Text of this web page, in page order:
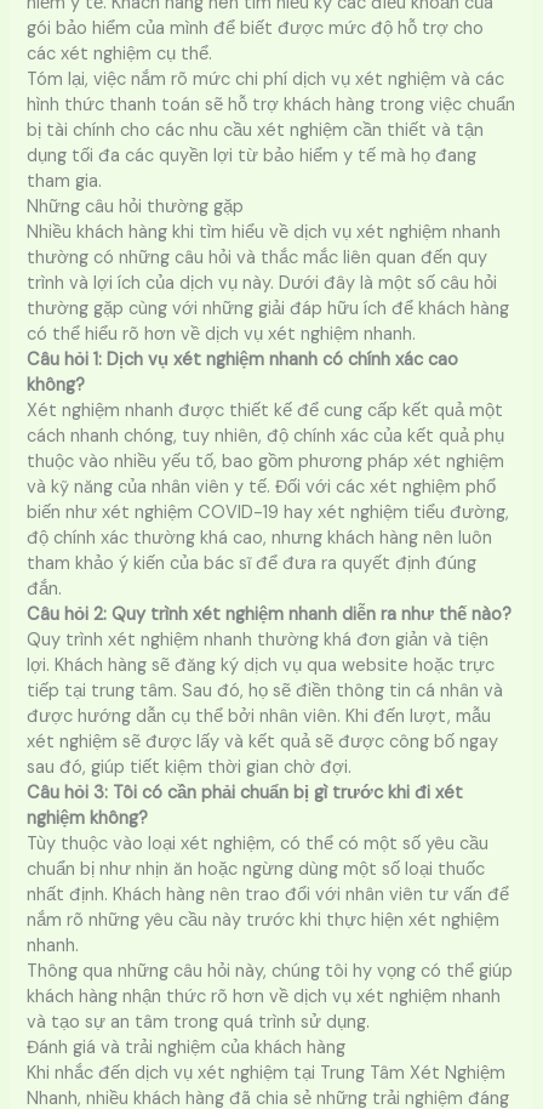
gói bảo hiểm của mình để biết được mức độ hỗ trợ cho
các xét nghiệm cụ thể.
Tóm lại, việc nắm rõ mức chi phí dịch vụ xét nghiệm và các
hình thức thanh toán sẽ hỗ trợ khách hàng trong việc chuẩn
bị tài chính cho các nhu cầu xét nghiệm cần thiết và tận
dụng tối đa các quyền lợi từ bảo hiểm y tế mà họ đang
tham gia.
Những câu hỏi thường gặp
Nhiều khách hàng khi tìm hiểu về dịch vụ xét nghiệm nhanh
thường có những câu hỏi và thắc mắc liên quan đến quy
trình và lợi ích của dịch vụ này. Dưới đây là một số câu hỏi
thường gặp cùng với những giải đáp hữu ích để khách hàng
có thể hiểu rõ hơn về dịch vụ xét nghiệm nhanh.
Câu hỏi 1: Dịch vụ xét nghiệm nhanh có chính xác cao
không?
Xét nghiệm nhanh được thiết kế để cung cấp kết quả một
cách nhanh chóng, tuy nhiên, độ chính xác của kết quả phụ
thuộc vào nhiều yếu tố, bao gồm phương pháp xét nghiệm
và kỹ năng của nhân viên y tế. Đối với các xét nghiệm phổ
biến như xét nghiệm COVID-19 hay xét nghiệm tiểu đường,
độ chính xác thường khá cao, nhưng khách hàng nên luôn
tham khảo ý kiến của bác sĩ để đưa ra quyết định đúng
đắn.
Câu hỏi 2: Quy trình xét nghiệm nhanh diễn ra như thế nào?
Quy trình xét nghiệm nhanh thường khá đơn giản và tiện
lợi. Khách hàng sẽ đăng ký dịch vụ qua website hoặc trực
tiếp tại trung tâm. Sau đó, họ sẽ điền thông tin cá nhân và
được hướng dẫn cụ thể bởi nhân viên. Khi đến lượt, mẫu
xét nghiệm sẽ được lấy và kết quả sẽ được công bố ngay
sau đó, giúp tiết kiệm thời gian chờ đợi.
Câu hỏi 3: Tôi có cần phải chuẩn bị gì trước khi đi xét
nghiệm không?
Tùy thuộc vào loại xét nghiệm, có thể có một số yêu cầu
chuẩn bị như nhịn ăn hoặc ngừng dùng một số loại thuốc
nhất định. Khách hàng nên trao đổi với nhân viên tư vấn để
nắm rõ những yêu cầu này trước khi thực hiện xét nghiệm
nhanh.
Thông qua những câu hỏi này, chúng tôi hy vọng có thể giúp
khách hàng nhận thức rõ hơn về dịch vụ xét nghiệm nhanh
và tạo sự an tâm trong quá trình sử dụng.
Đánh giá và trải nghiệm của khách hàng
Khi nhắc đến dịch vụ xét nghiệm tại Trung Tâm Xét Nghiệm
Nhanh, nhiều khách hàng đã chia sẻ những trải nghiệm đáng